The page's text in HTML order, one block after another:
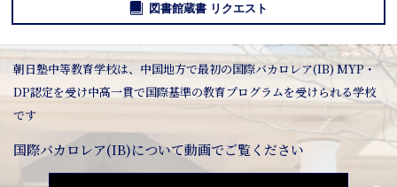
図書館蔵書 リクエスト
朝日塾中等教育学校は、中国地方で最初の国際バカロレア(IB) MYP・
DP認定を受け中高一貫で国際基準の教育プログラムを受けられる学校
です
国際バカロレア(IB)について動画でご覧ください